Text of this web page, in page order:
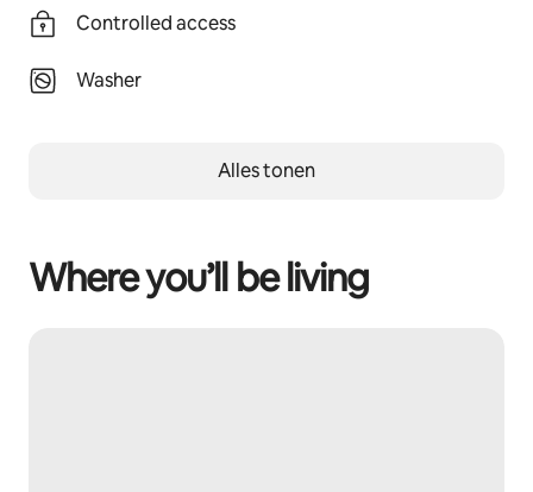
Controlled access
Washer
Alles tonen
Where you’ll be living